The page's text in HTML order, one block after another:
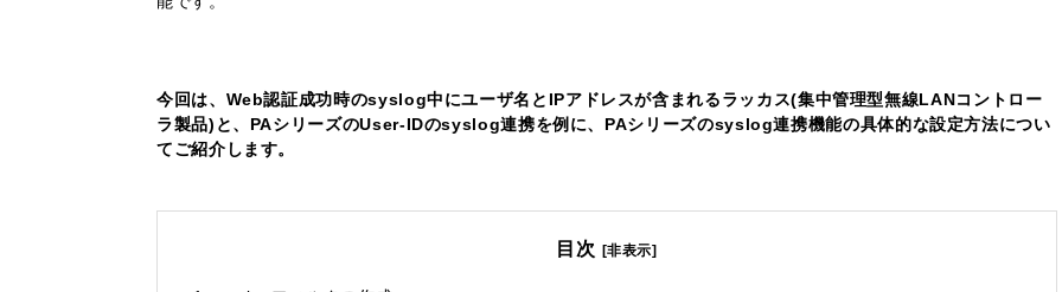
今回は、Web認証成功時のsyslog中にユーザ名とIPアドレスが含まれるラッカス(集中管理型無線LANコントロー
ラ製品)と、PAシリーズのUser-IDのsyslog連携を例に、PAシリーズのsyslog連携機能の具体的な設定方法につい
てご紹介します。
目次 [非表示]